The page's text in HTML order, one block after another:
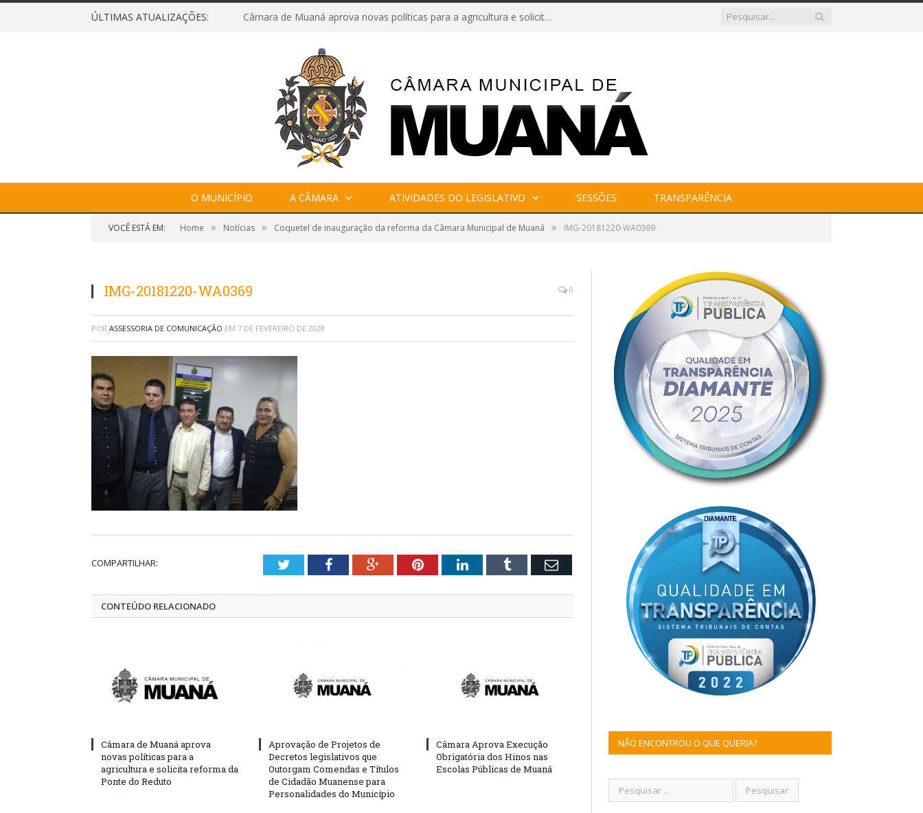
ÚLTIMAS ATUALIZAÇÕES: Câmara de Muaná aprova novas políticas para a agricultura e solicita reforma da Ponte do Reduto
O MUNICÍPIO A CÂMARA ATIVIDADES DO LEGISLATIVO SESSÕES TRANSPARÊNCIA
VOCÊ ESTÁ EM: Home » Notícias » Coquetel de inauguração da reforma da Câmara Municipal de Muaná » IMG-20181220-WA0369
IMG-20181220-WA0369 0
POR ASSESSORIA DE COMUNICAÇÃO EM 7 DE FEVEREIRO DE 2020
COMPARTILHAR: TwitterFacebookGoogle+PinterestLinkedInTumblr Email
CONTEÚDO RELACIONADO
Câmara de Muaná aprova
novas políticas para a
agricultura e solicita reforma da
Ponte do Reduto
Aprovação de Projetos de
Decretos legislativos que
Outorgam Comendas e Títulos
de Cidadão Muanense para
Personalidades do Município
Câmara Aprova Execução
Obrigatória dos Hinos nas
Escolas Públicas de Muaná
NÃO ENCONTROU O QUE QUERIA?